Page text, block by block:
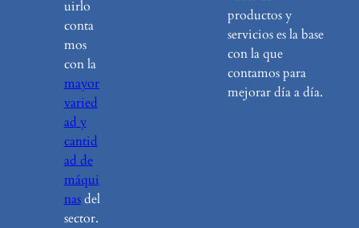
uirlo
conta
mos
con la
mayor
varied
ad y
cantid
ad de
máqui
nasdel
sector.
productos y
servicios es la base
con la que
contamos para
mejorar día a día.